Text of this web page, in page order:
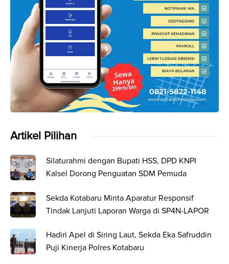
Artikel Pilihan
Silaturahmi dengan Bupati HSS, DPD KNPI
Kalsel Dorong Penguatan SDM Pemuda
Sekda Kotabaru Minta Aparatur Responsif
Tindak Lanjuti Laporan Warga di SP4N-LAPOR
Hadiri Apel di Siring Laut, Sekda Eka Safruddin
Puji Kinerja Polres Kotabaru